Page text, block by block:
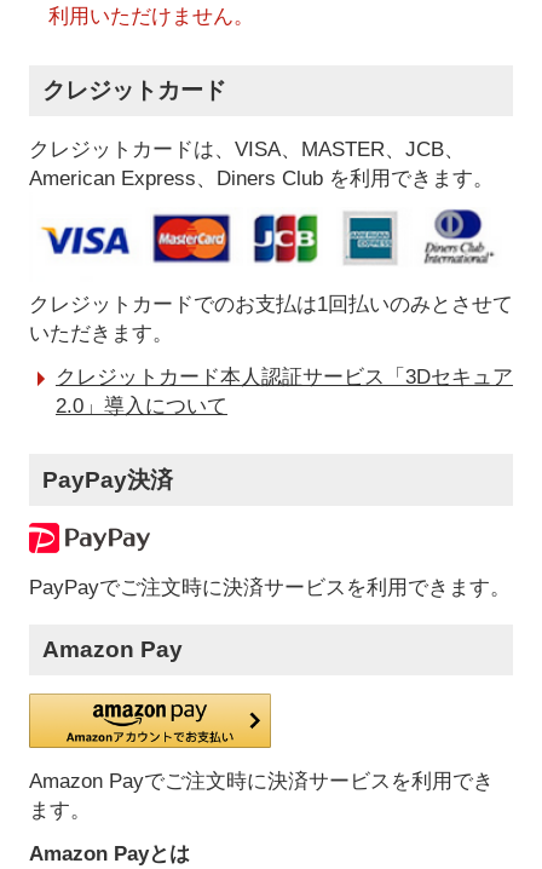
利用いただけません。
クレジットカード
クレジットカードは、VISA、MASTER、JCB、
American Express、Diners Club を利用できます。
クレジットカードでのお支払は1回払いのみとさせて
いただきます。
クレジットカード本人認証サービス「3Dセキュア
2.0」導入について
PayPay決済
PayPayでご注文時に決済サービスを利用できます。
Amazon Pay
Amazon Payでご注文時に決済サービスを利用でき
ます。
Amazon Payとは